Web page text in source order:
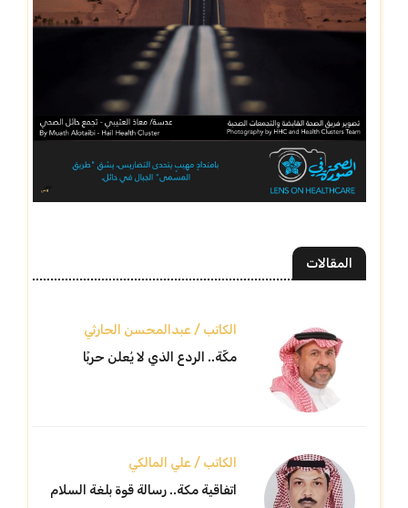
المقالات
الكاتب / عبدالمحسن الحارثي
مكّة.. الردع الذي لا يُعلن حربًا
الكاتب / علي المالكي
اتفاقية مكة.. رسالة قوة بلغة السلام